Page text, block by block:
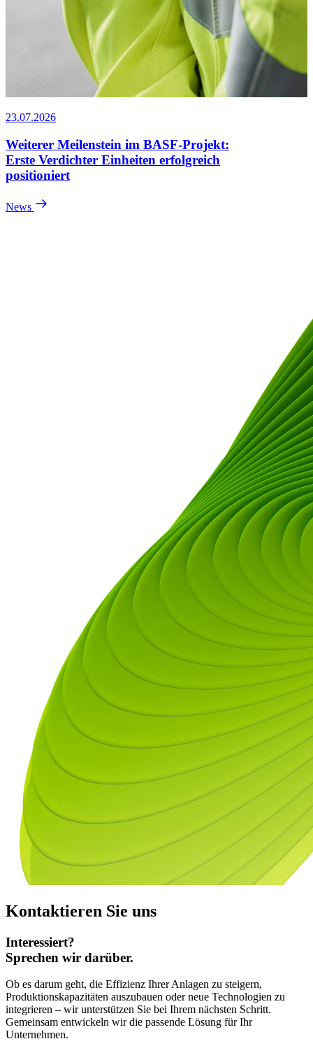
23.07.2026
Weiterer Meilenstein im BASF-Projekt:
Erste Verdichter Einheiten erfolgreich
positioniert
News
Kontaktieren Sie uns
Interessiert?
Sprechen wir darüber.
Ob es darum geht, die Effizienz Ihrer Anlagen zu steigern,
Produktionskapazitäten auszubauen oder neue Technologien zu
integrieren – wir unterstützen Sie bei Ihrem nächsten Schritt.
Gemeinsam entwickeln wir die passende Lösung für Ihr
Unternehmen.